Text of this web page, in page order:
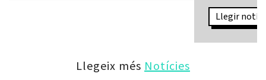
Llegir
Llegeix més Notícies